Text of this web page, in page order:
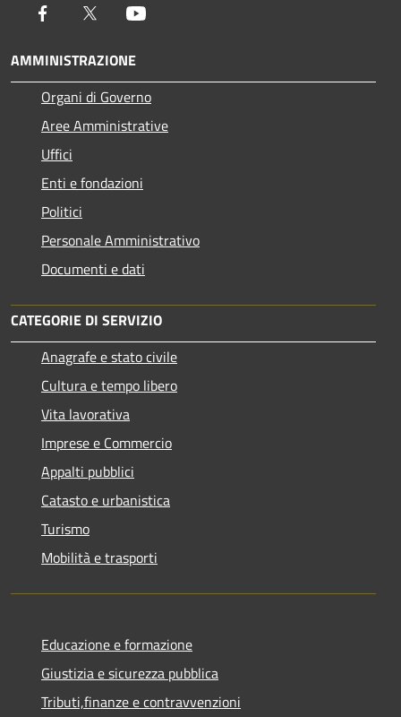
Facebook Twitter
AMMINISTRAZIONE
Organi di Governo
Aree Amministrative
Uffici
Enti e fondazioni
Politici
Personale Amministrativo
Documenti e dati
CATEGORIE DI SERVIZIO
Anagrafe e stato civile
Cultura e tempo libero
Vita lavorativa
Imprese e Commercio
Appalti pubblici
Catasto e urbanistica
Turismo
Mobilità e trasporti
Educazione e formazione
Giustizia e sicurezza pubblica
Tributi,finanze e contravvenzioni